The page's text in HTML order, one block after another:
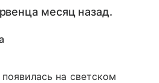
месяц назад.
на светском